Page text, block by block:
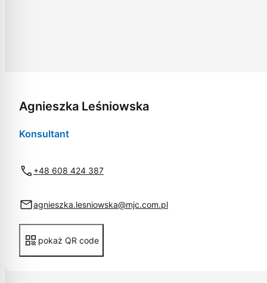
Agnieszka Leśniowska
Konsultant
+48 608 424 387
agnieszka.lesniowska@mjc.com.pl
pokaż QR code